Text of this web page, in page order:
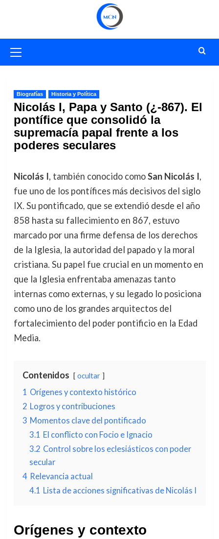
primario
Biografías Historia y Política
Nicolás I, Papa y Santo (¿-867). El
pontífice que consolidó la
supremacía papal frente a los
poderes seculares
Nicolás I, también conocido comoSan Nicolás I,
fue uno de los pontífices más decisivos del siglo
IX. Su pontificado, que se extendió desde el año
858 hasta su fallecimiento en 867, estuvo
marcado por una firme defensa de los derechos
de la Iglesia, la autoridad del papado y la moral
cristiana. Su papel fue crucial en un momento en
que la Iglesia enfrentaba amenazas tanto
internas como externas, y su legado lo posiciona
como uno de los grandes arquitectos del
fortalecimiento del poder pontificio en la Edad
Media.
Contenidos ocultar
1 Orígenes y contexto histórico
2 Logros y contribuciones
3 Momentos clave del pontificado
3.1 El conflicto con Focio e Ignacio
3.2 Control sobre los eclesiásticos con poder
secular
4 Relevancia actual
4.1 Lista de acciones significativas de Nicolás I
Orígenes y contexto